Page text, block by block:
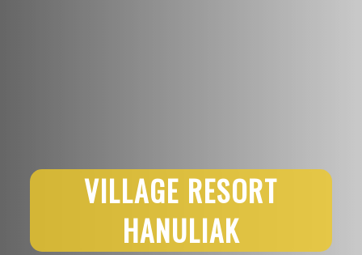
VILLAGE RESORT
HANULIAK